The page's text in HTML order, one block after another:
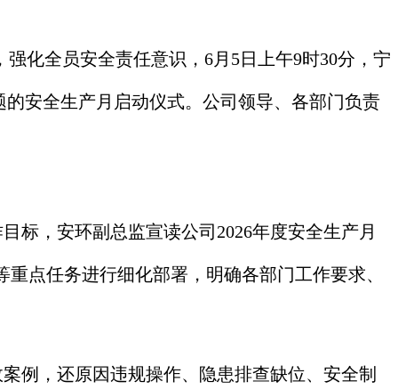
化全员安全责任意识，6月5日上午9时30分，宁
安全生产月启动仪式。公司领导、各部门负责
标，安环副总监宣读公司2026年度安全生产月
点任务进行细化部署，明确各部门工作要求、
例，还原因违规操作、隐患排查缺位、安全制